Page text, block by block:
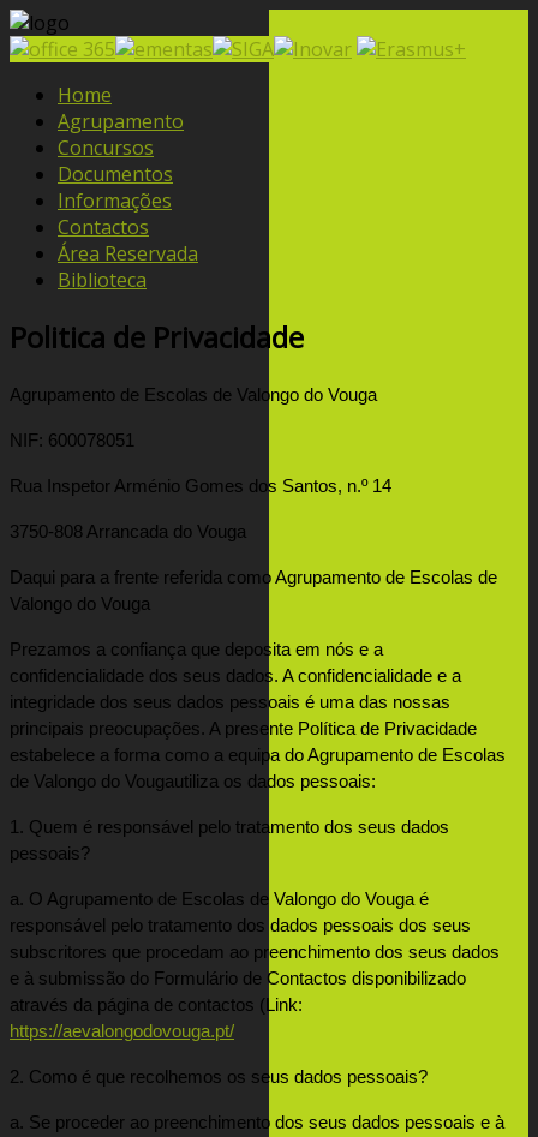
Home
Agrupamento
Concursos
Documentos
Informações
Contactos
Área Reservada
Biblioteca
Politica de Privacidade
Agrupamento de Escolas de Valongo do Vouga
NIF: 600078051
Rua Inspetor Arménio Gomes dos Santos, n.º 14
3750-808 Arrancada do Vouga
Daqui para a frente referida como Agrupamento de Escolas de
Valongo do Vouga
Prezamos a confiança que deposita em nós e a
confidencialidade dos seus dados. A confidencialidade e a
integridade dos seus dados pessoais é uma das nossas
principais preocupações. A presente Política de Privacidade
estabelece a forma como a equipa do Agrupamento de Escolas
de Valongo do Vougautiliza os dados pessoais:
1. Quem é responsável pelo tratamento dos seus dados
pessoais?
a. O Agrupamento de Escolas de Valongo do Vouga é
responsável pelo tratamento dos dados pessoais dos seus
subscritores que procedam ao preenchimento dos seus dados
e à submissão do Formulário de Contactos disponibilizado
https://aevalongodovouga.pt/
2. Como é que recolhemos os seus dados pessoais?
a. Se proceder ao preenchimento dos seus dados pessoais e à